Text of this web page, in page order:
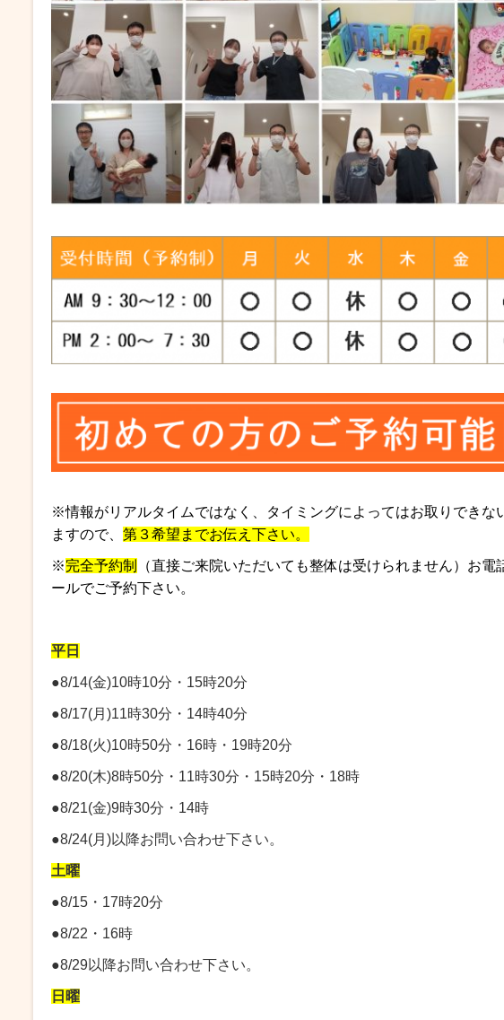
※情報がリアルタイムではなく、タイミングによってはお取りできな
ますので、 第３希望までお伝え下さい。
※完全予約制
（直接ご来院いただいても整体は受けられません）お電
ールでご予約下さい。
平日
●8/14(金)10時10分・15時20分
●8/17(月)11時30分・14時40分
●8/18(火)10時50分・16時・19時20分
●8/20(木)8時50分・11時30分・15時20分・18時
●8/21(金)9時30分・14時
●8/24(月)以降お問い合わせ下さい。
土曜
●8/15・17時20分
●8/22・16時
●8/29以降お問い合わせ下さい。
日曜